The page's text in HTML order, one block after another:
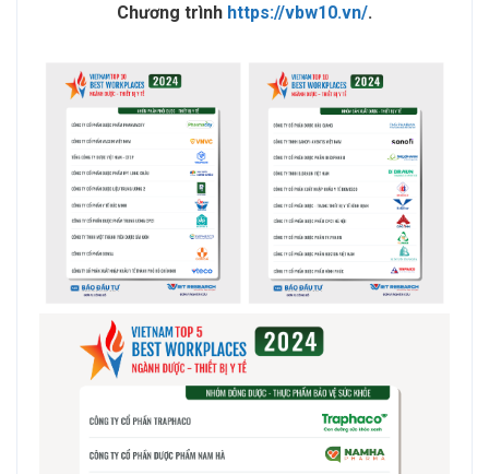
Chương trình https://vbw10.vn/.